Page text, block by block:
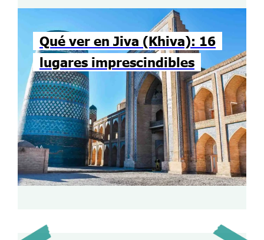
Qué ver en Jiva (Khiva): 16
lugares imprescindibles